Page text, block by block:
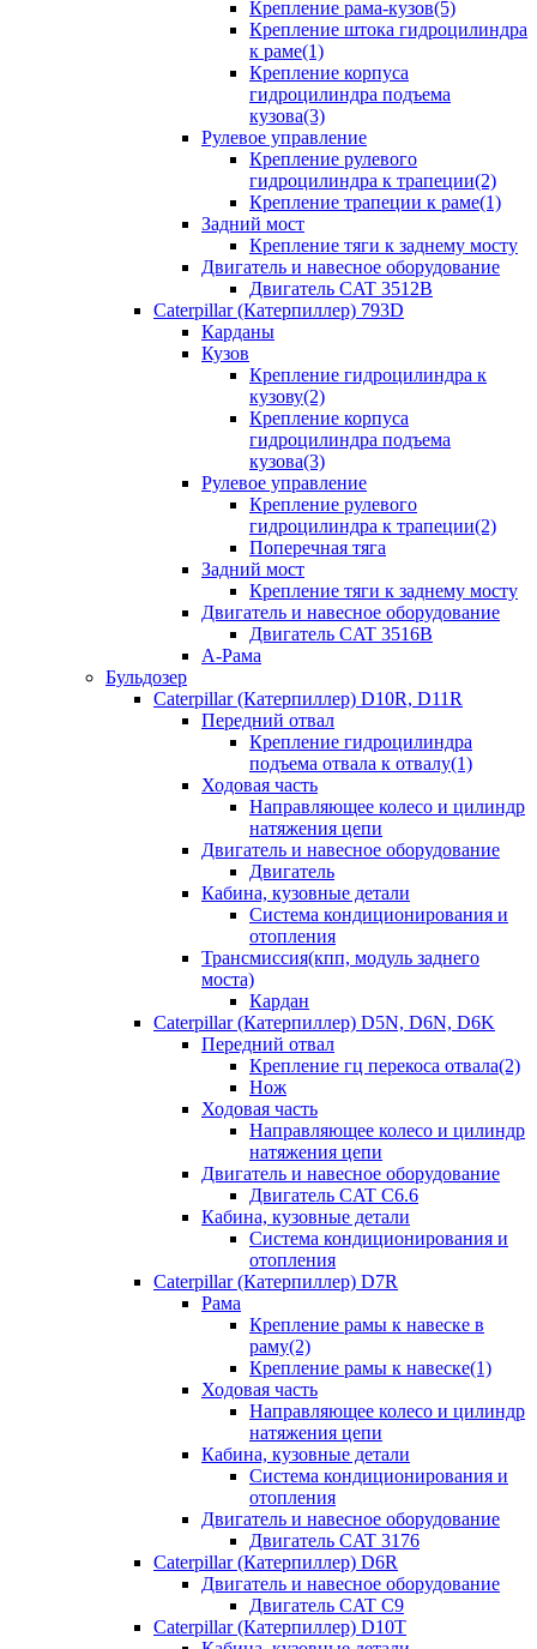
Крепление рама-кузов(5)
Крепление штока гидроцилиндра
к раме(1)
Крепление корпуса
гидроцилиндра подъема
кузова(3)
Рулевое управление
Крепление рулевого
гидроцилиндра к трапеции(2)
Крепление трапеции к раме(1)
Задний мост
Крепление тяги к заднему мосту
Двигатель и навесное оборудование
Двигатель CAT 3512B
Caterpillar (Катерпиллер) 793D
Карданы
Кузов
Крепление гидроцилиндра к
кузову(2)
Крепление корпуса
гидроцилиндра подъема
кузова(3)
Рулевое управление
Крепление рулевого
гидроцилиндра к трапеции(2)
Поперечная тяга
Задний мост
Крепление тяги к заднему мосту
Двигатель и навесное оборудование
Двигатель CAT 3516B
А-Рама
Бульдозер
Caterpillar (Катерпиллер) D10R, D11R
Передний отвал
Крепление гидроцилиндра
подъема отвала к отвалу(1)
Ходовая часть
Направляющее колесо и цилиндр
натяжения цепи
Двигатель и навесное оборудование
Двигатель
Кабина, кузовные детали
Система кондиционирования и
отопления
Трансмиссия(кпп, модуль заднего
моста)
Кардан
Caterpillar (Катерпиллер) D5N, D6N, D6K
Передний отвал
Крепление гц перекоса отвала(2)
Нож
Ходовая часть
Направляющее колесо и цилиндр
натяжения цепи
Двигатель и навесное оборудование
Двигатель CAT C6.6
Кабина, кузовные детали
Система кондиционирования и
отопления
Caterpillar (Катерпиллер) D7R
Рама
Крепление рамы к навеске в
раму(2)
Крепление рамы к навеске(1)
Ходовая часть
Направляющее колесо и цилиндр
натяжения цепи
Кабина, кузовные детали
Система кондиционирования и
отопления
Двигатель и навесное оборудование
Двигатель CAT 3176
Caterpillar (Катерпиллер) D6R
Двигатель и навесное оборудование
Двигатель CAT C9
Caterpillar (Катерпиллер) D10T